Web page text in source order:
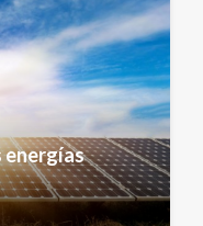
energías